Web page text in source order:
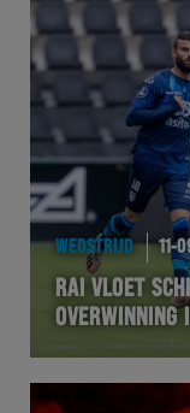
VVVHER
TELHER
HERVOL
HEREXC
EXCHER
HERTEL
WEDSTRIJD 11-
RAI VLOET
OVERWINNING